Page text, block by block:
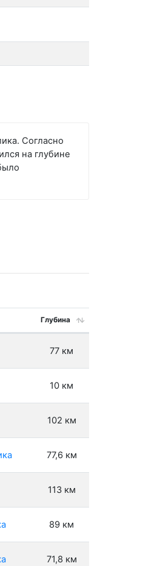
Согласно
на глубине
Глубина
77 км
10 км
102 км
77,6 км
113 км
89 км
71,8 км